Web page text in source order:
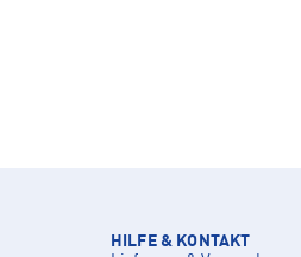
HILFE & KONTAKT